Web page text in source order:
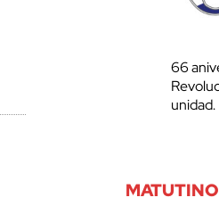
66
unidad.